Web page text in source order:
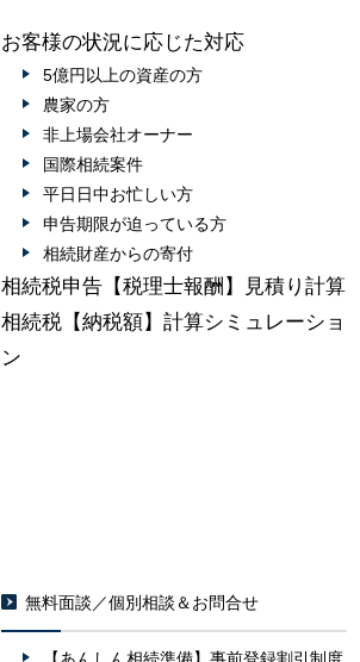
お客様の状況に応じた対応
5億円以上の資産の方
農家の方
非上場会社オーナー
国際相続案件
平日日中お忙しい方
申告期限が迫っている方
相続財産からの寄付
相続税申告【税理士報酬】見積り計算
相続税【納税額】計算シミュレーショ
ン
無料面談／個別相談＆お問合せ